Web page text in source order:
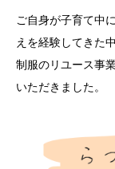
ご自身が子育て中
えを経験してきた中
制服のリユース事
いただきました。